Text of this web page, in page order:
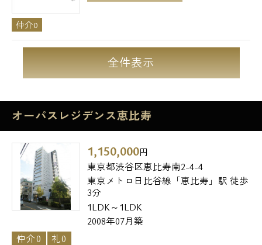
仲介0
全件表示
オーパスレジデンス恵比寿
1,150,000円
東京都渋谷区恵比寿南2-4-4
東京メトロ日比谷線「恵比寿」駅 徒歩
3分
1LDK～1LDK
2008年07月築
仲介0
礼0